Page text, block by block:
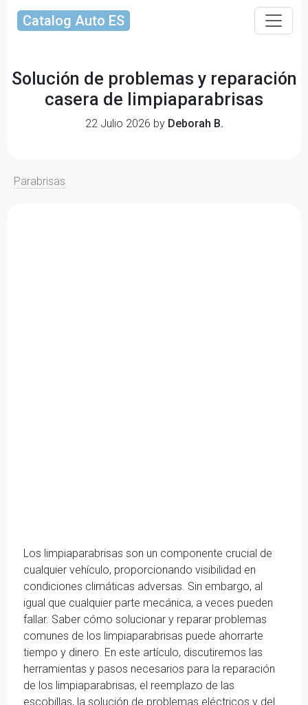
Catalog Auto ES
Solución de problemas y reparación
casera de limpiaparabrisas
22 Julio 2026 by Deborah B.
Parabrisas
Los limpiaparabrisas son un componente crucial de
cualquier vehículo, proporcionando visibilidad en
condiciones climáticas adversas. Sin embargo, al
igual que cualquier parte mecánica, a veces pueden
fallar. Saber cómo solucionar y reparar problemas
comunes de los limpiaparabrisas puede ahorrarte
tiempo y dinero. En este artículo, discutiremos las
herramientas y pasos necesarios para la reparación
de los limpiaparabrisas, el reemplazo de las
escobillas, la solución de problemas eléctricos y del